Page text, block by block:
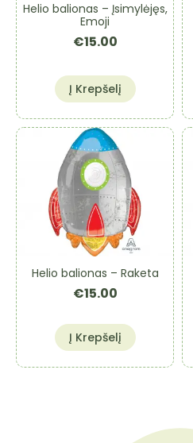
Helio balionas – Įsimylėjęs,
Emoji
€15.00
Į Krepšelį
Helio balionas – Raketa
€15.00
Į Krepšelį